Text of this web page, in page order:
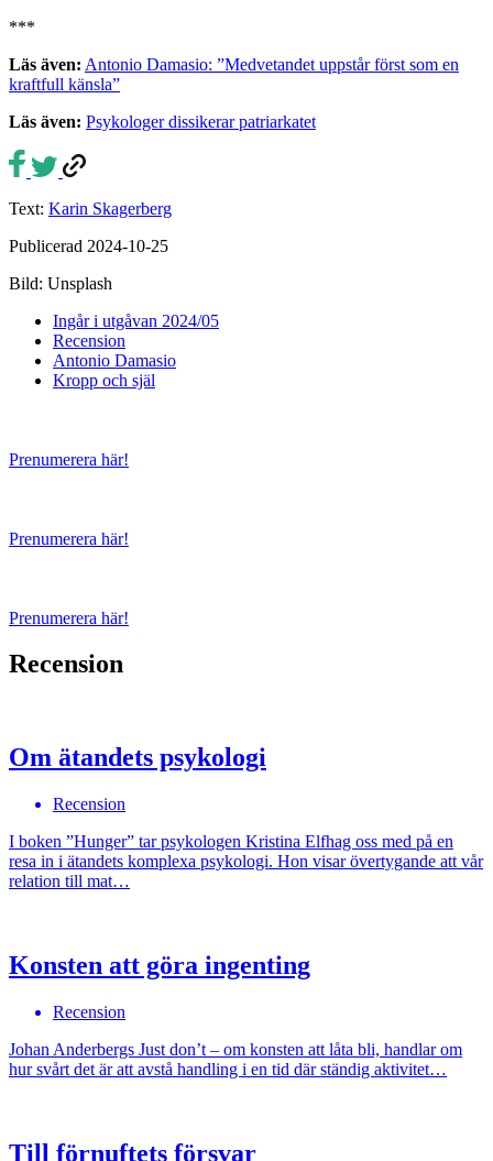
***
Läs även: Antonio Damasio: ”Medvetandet uppstår först som en
kraftfull känsla”
Läs även: Psykologer dissikerar patriarkatet
Text: Karin Skagerberg
Publicerad 2024-10-25
Bild: Unsplash
Ingår i utgåvan 2024/05
Recension
Antonio Damasio
Kropp och själ
Prenumerera här!
Prenumerera här!
Prenumerera här!
Recension
Om ätandets psykologi
Recension
I boken ”Hunger” tar psykologen Kristina Elfhag oss med på en
resa in i ätandets komplexa psykologi. Hon visar övertygande att vår
relation till mat…
Konsten att göra ingenting
Recension
Johan Anderbergs Just don’t – om konsten att låta bli, handlar om
hur svårt det är att avstå handling i en tid där ständig aktivitet…
Till förnuftets försvar